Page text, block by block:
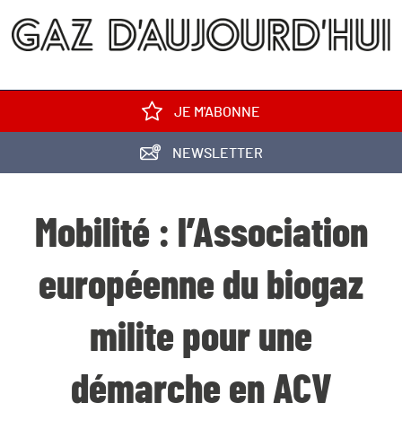
JE M'ABONNE
NEWSLETTER
Mobilité : l’Association
européenne du biogaz
milite pour une
démarche en ACV